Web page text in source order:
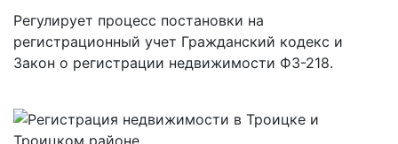
Регулирует процесс постановки на
регистрационный учет Гражданский кодекс и
Закон о регистрации недвижимости ФЗ-218.